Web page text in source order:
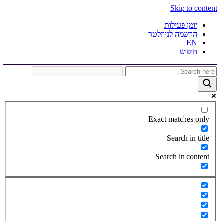
Skip to content
יומן פעילות
הרשמה לניוזלטר
EN
חיפוש
Exact matches only
Search in title
Search in content